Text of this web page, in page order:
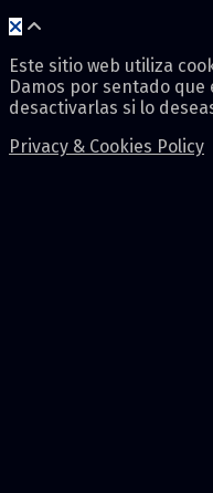
Este sitio web utiliza
Damos por sentado
desactivarlas si lo
Privacy & Cookies Policy